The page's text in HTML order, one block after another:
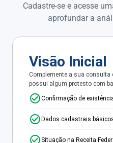
Cadastre-se e acesse
aprofundar a
Visão Inicial
Complemente a sua consulta
possui algum protesto com
Confirmação de
Dados cadastrais
Situação na Receita